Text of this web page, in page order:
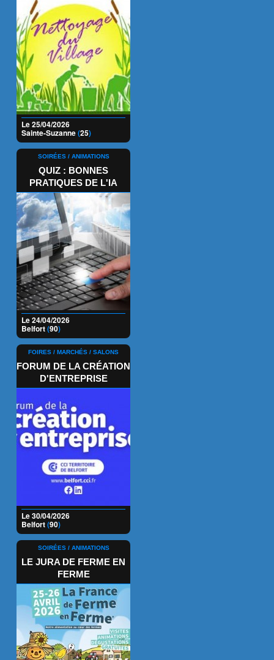
Le 25/04/2026
Sainte-Suzanne(25)
SOIRÉES / ANIMATIONS
QUIZ : BONNES
PRATIQUES DE L'IA
Le 24/04/2026
Belfort(90)
FOIRES / MARCHÉS / SALONS
FORUM DE LA CRÉATION
D'ENTREPRISE
Le 30/04/2026
Belfort(90)
SOIRÉES / ANIMATIONS
LE JURA DE FERME EN
FERME